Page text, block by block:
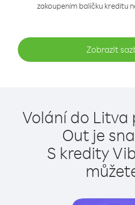
zakoupením balíčku kreditu
Zobrazit
Volání do Litva
Out je
S kredity